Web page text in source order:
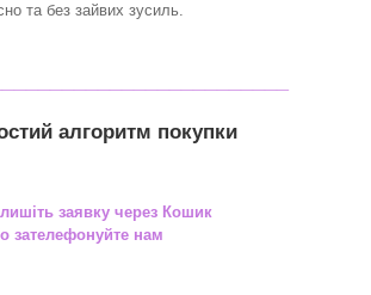
та без зайвих зусиль.
алгоритм покупки
заявку через Кошик
зателефонуйте нам